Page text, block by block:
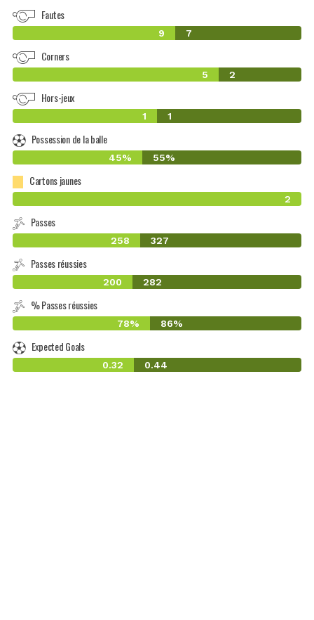
Fautes
9 7
Corners
5 2
Hors-jeux
1 1
Possession de la balle
45% 55%
Cartons jaunes
2
Passes
258 327
Passes réussies
200 282
% Passes réussies
78% 86%
Expected Goals
0.32 0.44